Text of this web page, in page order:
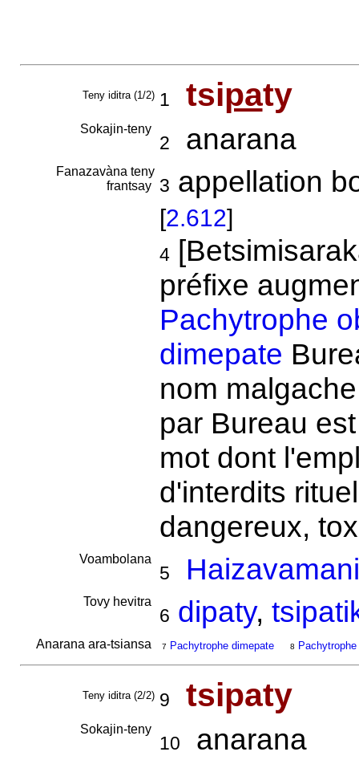
Teny iditra (1/2) 1 tsipaty
Sokajin-teny
2 anarana
Fanazavàna teny
frantsay
3 appellation
[2.612]
4
préfixe
Pachytrophe
dimepate
nom
par Bureau
mot dont
d'interdits
dangereux,
Voambolana
5
Tovy hevitra
6 dipaty,
Anarana ara-tsiansa 7 Pachytrophe dimepate 8
Teny iditra (2/2) 9 tsipaty
Sokajin-teny
10 anarana